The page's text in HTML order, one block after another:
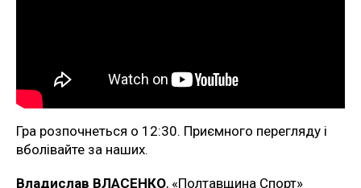
Гра розпочнеться о 12:30. Приємного перегляду і
вболівайте за наших.
Владислав ВЛАСЕНКО, «Полтавщина Спорт»